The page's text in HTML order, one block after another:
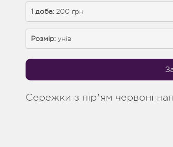
1 доба: 200 грн
Розмір: унів
Сережки з пірʼям червоні